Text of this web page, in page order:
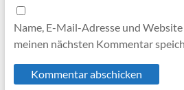
Name, E-Mail-Adresse und
meinen nächsten Kommentar